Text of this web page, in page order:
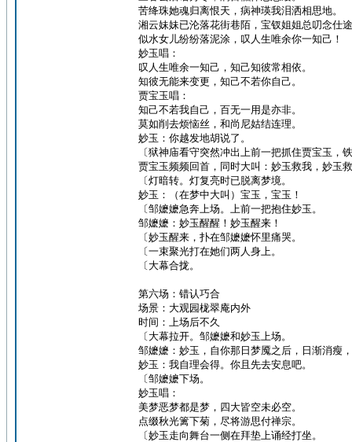
苦绛珠她魂归离恨天，病神瑛我泪洒相思地。
湘云妹妹已沦落花街巷陌，宝钗姐姐总叨念仕
似水女儿纷纷落泥涂，叹人生唯余你一知己！
妙玉唱：
叹人生唯余一知己，知己知彼常相依。
知彼无能来变更，知己不若你自己。
贾宝玉唱：
知己不若我自己，百无一用是亦非。
莫如削去烦恼丝，和尚尼姑结连理。
妙玉：你越发地胡说了。
〔狱神庙看守突然冲出上前一把抓住贾宝玉，
贾宝玉频频回首，同时大叫：妙玉救我，妙玉
〔灯暗转。灯复亮时已脱离梦境。
妙玉：（在梦中大叫）宝玉，宝玉！
〔邹嬷嬷急奔上场。上前一把抱住妙玉。
邹嬷嬷：妙玉醒醒！妙玉醒来！
〔妙玉醒来，扑在邹嬷嬷怀里痛哭。
〔一束聚光打在她们两人身上。
〔大幕合拢。
第六场：错认巧合
场景：大观园栊翠庵内外
时间：上场后不久
〔大幕拉开。邹嬷嬷和妙玉上场。
邹嬷嬷：妙玉，自你那日梦魇之后，日渐消瘦
妙玉：我自理会得。你且先去安息吧。
〔邹嬷嬷下场。
妙玉唱：
美梦恶梦都是梦，四大皆空未必空。
点缀秋光篱下菊，尽将游思付禅宗。
〔妙玉走向舞台一侧在拜垫上诵经打坐。